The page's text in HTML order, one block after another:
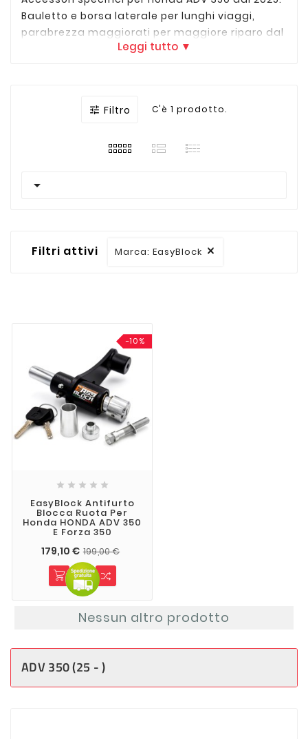
Bauletto e borsa laterale per lunghi viaggi,
parabrezza maggiorati per maggiore riparo dal
vento, paramani e protezione motore per uso
Leggi tutto ▼
 Filtro C'è 1 prodotto.

Filtri attivi Marca: EasyBlock 
-10%
    
EasyBlock Antifurto
Blocca Ruota Per
Honda HONDA ADV 350
E Forza 350
179,10 € 199,00 €
Nessun altro prodotto
ADV 350 (25 - )